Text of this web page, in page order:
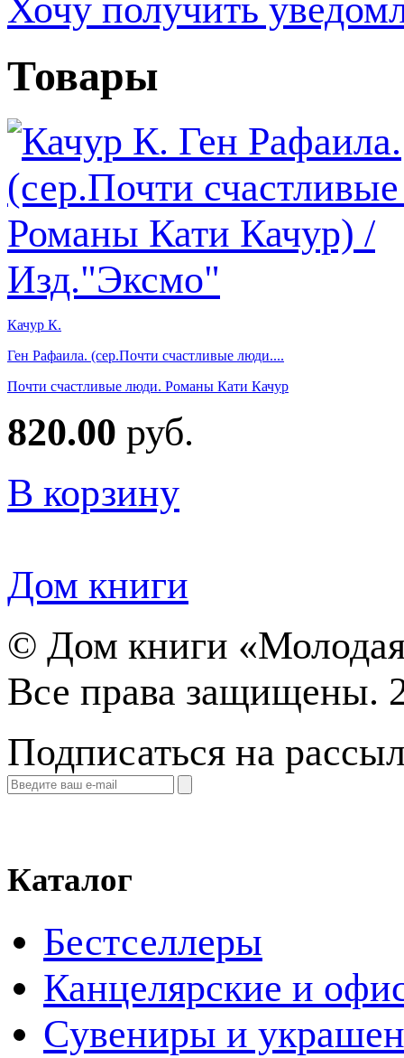
Хочу получить
Товары
Качур К.
Ген Рафаила. (сер.Почти счастливые люди....
Почти счастливые люди. Романы Кати Качур
820.00 руб.
В корзину
Дом книги
© Дом книги
Все права защищены.
Подписаться на
Каталог
Бестселлеры
Канцелярские и
Cувениры и